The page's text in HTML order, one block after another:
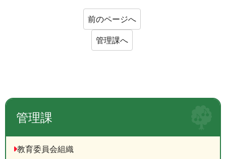
前のページへ
管理課へ
管理課
教育委員会組織